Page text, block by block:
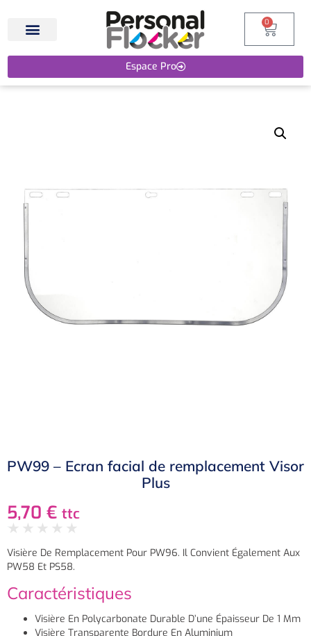
Espace Pro
0
PW99 – Ecran facial de remplacement Visor
Plus
5,70 € ttc
★ ★ ★ ★ ★
Visière De Remplacement Pour PW96. Il Convient Également Aux
PW58 Et PS58.
Caractéristiques
Visière En Polycarbonate Durable D’une Épaisseur De 1 Mm
Visière Transparente Bordure En Aluminium